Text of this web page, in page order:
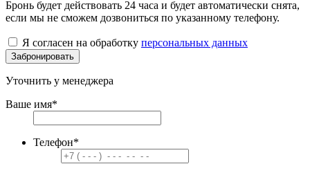
Бронь будет действовать 24 часа и будет автоматически снята,
если мы не сможем дозвониться по указанному телефону.
Я согласен на обработку персональных данных
Забронировать
Уточнить у менеджера
Ваше имя*
Телефон*